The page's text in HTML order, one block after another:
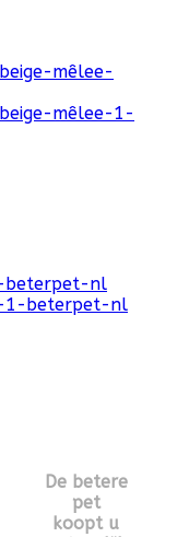
De betere
pet
koopt u